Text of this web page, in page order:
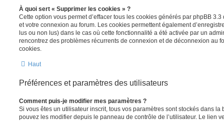
À quoi sert « Supprimer les cookies » ?
Cette option vous permet d’effacer tous les cookies générés par phpBB
et votre connexion au forum. Les cookies permettent également
lus ou non lus) dans le cas où cette fonctionnalité a été activée par un
rencontrez des problèmes récurrents de connexion et de déconnexion au
cookies.
Haut
Préférences et paramètres des utilisateurs
Comment puis-je modifier mes paramètres ?
Si vous êtes un utilisateur inscrit, tous vos paramètres sont stockés dans la
pouvez les modifier depuis le panneau de contrôle de l’utilisateur. Le lien